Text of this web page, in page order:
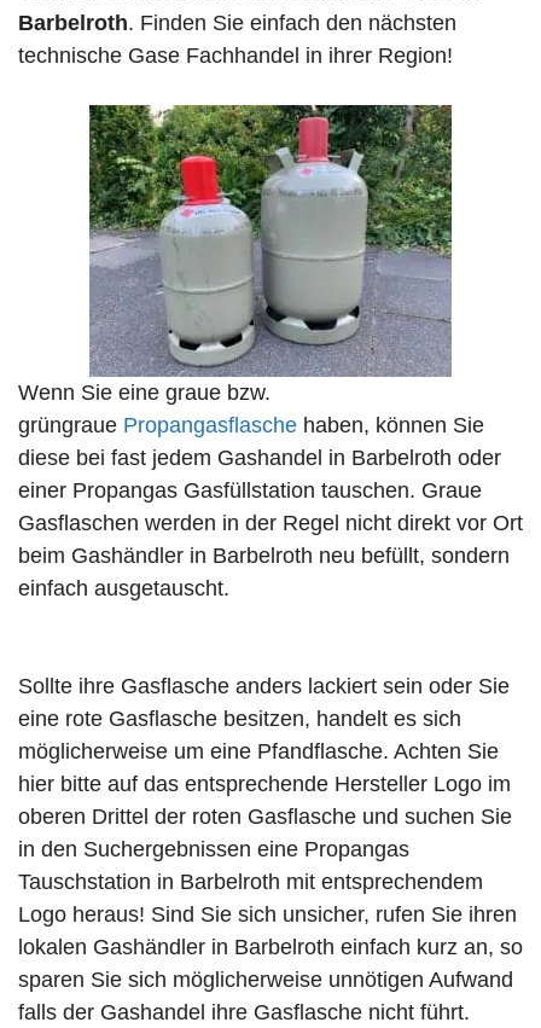
Barbelroth. Finden Sie einfach den nächsten
technische Gase Fachhandel in ihrer Region!
Wenn Sie eine graue bzw.
grüngraue Propangasflasche haben, können Sie
diese bei fast jedem Gashandel in Barbelroth oder
einer Propangas Gasfüllstation tauschen. Graue
Gasflaschen werden in der Regel nicht direkt vor Ort
beim Gashändler in Barbelroth neu befüllt, sondern
einfach ausgetauscht.
Sollte ihre Gasflasche anders lackiert sein oder Sie
eine rote Gasflasche besitzen, handelt es sich
möglicherweise um eine Pfandflasche. Achten Sie
hier bitte auf das entsprechende Hersteller Logo im
oberen Drittel der roten Gasflasche und suchen Sie
in den Suchergebnissen eine Propangas
Tauschstation in Barbelroth mit entsprechendem
Logo heraus! Sind Sie sich unsicher, rufen Sie ihren
lokalen Gashändler in Barbelroth einfach kurz an, so
sparen Sie sich möglicherweise unnötigen Aufwand
falls der Gashandel ihre Gasflasche nicht führt.